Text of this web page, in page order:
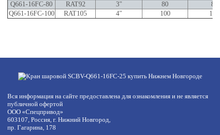
Q661-16FC-80
RAT92 3" 80
80
Q661-16FC-100
RAT105 4" 100 100
Вся информация на сайте предоставлена для ознакомления и не является
публичной офертой
ООО «Спецпривод»
603107, Россия, г. Нижний Новгород,
пр. Гагарина, 178